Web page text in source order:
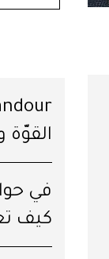
القوّة
خاصّة